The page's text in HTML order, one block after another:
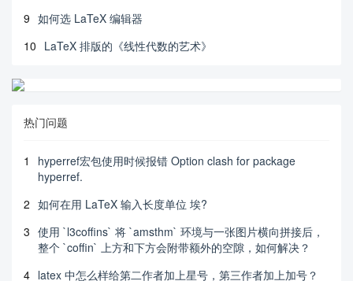
9 如何选 LaTeX 编辑器
10 LaTeX 排版的《线性代数的艺术》
热门问题
1
hyperref宏包使用时候报错 Option clash for package
hyperref.
2 如何在用 LaTeX 输入长度单位 埃?
3 使用 `l3coffins` 将 `amsthm` 环境与一张图片横向拼接后，
整个 `coffin` 上方和下方会附带额外的空隙，如何解决？
4 latex 中怎么样给第二作者加上星号，第三作者加上加号？